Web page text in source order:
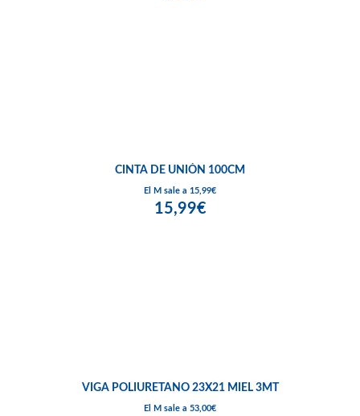
CINTA DE UNIÓN 100CM
El M sale a 15,99€
15,99€
VIGA POLIURETANO 23X21 MIEL 3MT
El M sale a 53,00€